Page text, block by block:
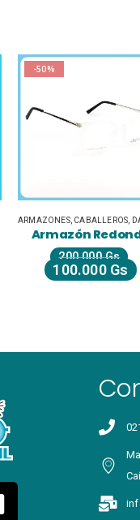
-50%
ARMAZONES, CABALLEROS
Armazón
200.000Gs
100.000 Gs